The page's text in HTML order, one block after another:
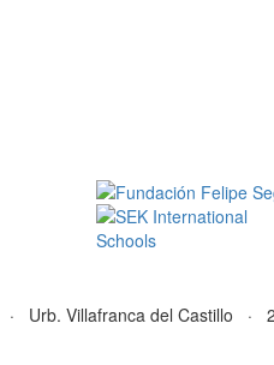
· Urb. Villafranca del Castillo ·